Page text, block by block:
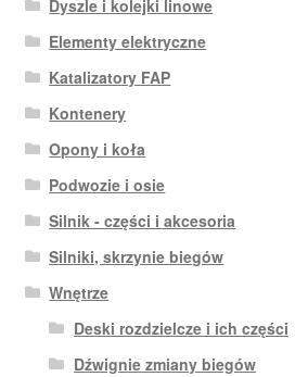
Dyszle i kolejki linowe
Elementy elektryczne
Katalizatory FAP
Kontenery
Opony i koła
Podwozie i osie
Silnik - części i akcesoria
Silniki, skrzynie biegów
Wnętrze
Deski rozdzielcze i ich części
Dźwignie zmiany biegów